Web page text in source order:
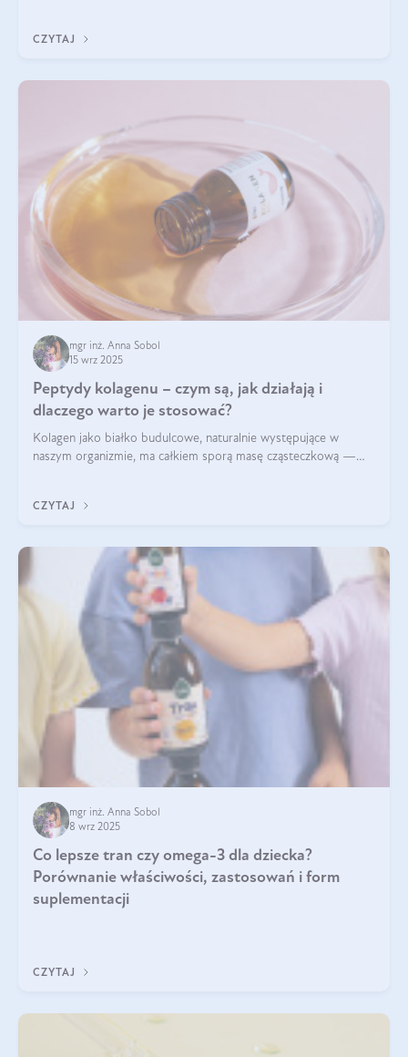
wysokiej jakości suplem
CZYTAJ
mgr inż. Anna Sobol
15 wrz 2025
Peptydy kolagenu – czym są, jak działają i
dlaczego warto je stosować?
Kolagen jako białko budulcowe, naturalnie występujące w
naszym organizmie, ma całkiem sporą masę cząsteczkową —
bardziej biodostępny
CZYTAJ
mgr inż. Anna Sobol
8 wrz 2025
Co lepsze tran czy omega-3 dla dziecka?
Porównanie właściwości, zastosowań i form
suplementacji
CZYTAJ